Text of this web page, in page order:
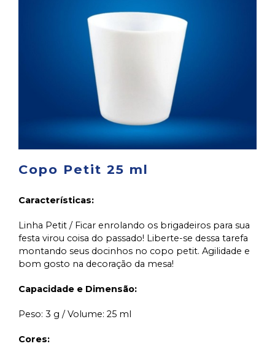
Copo Petit 25 ml
Características:
Linha Petit / Ficar enrolando os brigadeiros para sua
festa virou coisa do passado! Liberte-se dessa tarefa
montando seus docinhos no copo petit. Agilidade e
bom gosto na decoração da mesa!
Capacidade e Dimensão:
Peso: 3 g / Volume: 25 ml
Cores: